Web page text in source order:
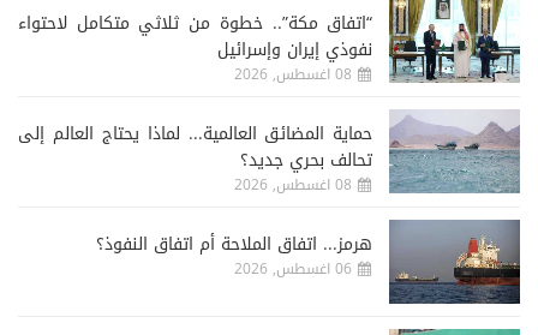
“اتفاق مكة”.. خطوة من ثلاثي متكامل لاحتواء
نفوذي إيران وإسرائيل
08 اغسطس, 2026
حماية المضائق العالمية... لماذا يحتاج العالم إلى
تحالف بحري جديد؟
08 اغسطس, 2026
هرمز... اتفاق الملاحة أم اتفاق النفوذ؟
06 اغسطس, 2026